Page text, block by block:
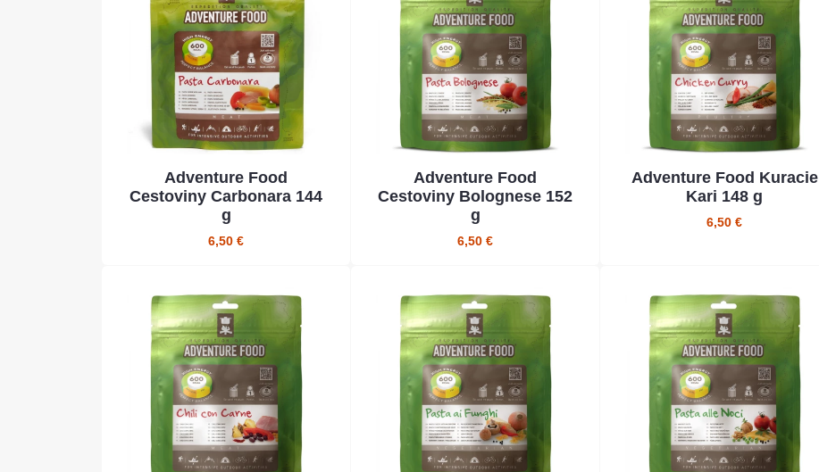
Adventure Food
Cestoviny Carbonara 144
g
6,50 €
Adventure Food
Cestoviny Bolognese 152
g
6,50 €
Adventure Food Kuracie
Kari 148 g
6,50 €